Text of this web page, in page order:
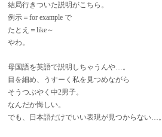
結局行きついた説明がこちら。
例示＝for example で
たとえ＝like～
やわ。
母国語を英語で説明しちゃうんや…。
目を細め、うすーく私を見つめながら
そうつぶやく中2男子。
なんだか悔しい。
でも、日本語だけでいい表現が見つからない…。